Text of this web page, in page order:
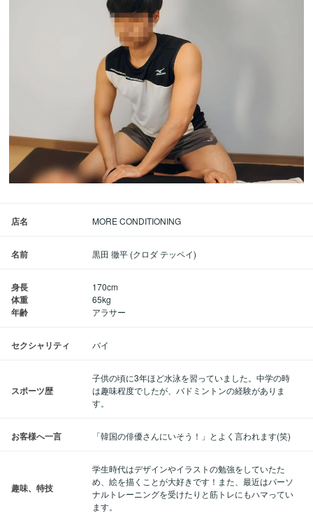
店名 MORE CONDITIONING
名前 黒田 徹平 (クロダ テッペイ)
身長
体重
年齢
170cm
65kg
アラサー
セクシャリティ バイ
スポーツ歴
子供の頃に3年ほど水泳を習っていました。中学の時
は趣味程度でしたが、バドミントンの経験がありま
す。
お客様へ一言 「韓国の俳優さんにいそう！」とよく言われます(笑)
趣味、特技
学生時代はデザインやイラストの勉強をしていたた
め、絵を描くことが大好きです！また、最近はパーソ
ナルトレーニングを受けたりと筋トレにもハマってい
ます。